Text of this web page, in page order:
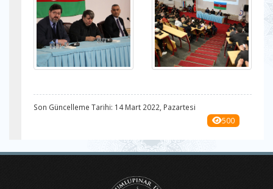
Son Güncelleme Tarihi: 14 Mart 2022, Pazartesi
500